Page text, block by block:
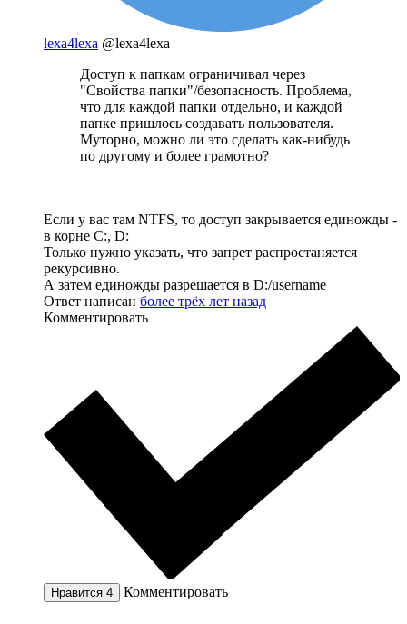
lexa4lexa @lexa4lexa
Доступ к папкам ограничивал через
"Свойства папки"/безопасность. Проблема,
что для каждой папки отдельно, и каждой
папке пришлось создавать пользователя.
Муторно, можно ли это сделать как-нибудь
по другому и более грамотно?
Если у вас там NTFS, то доступ закрывается единожды -
в корне C:, D:
Только нужно указать, что запрет распростаняется
рекурсивно.
А затем единожды разрешается в D:/username
Ответ написан более трёх лет назад
Комментировать
Нравится 4 Комментировать